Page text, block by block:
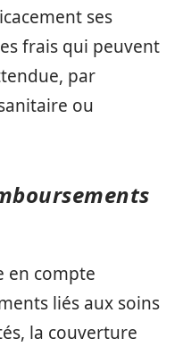
ses
frais qui peuvent
par
ou
en compte
liés aux soins
la couverture